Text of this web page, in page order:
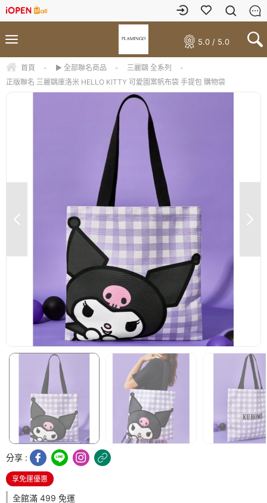
5.0 / 5.0
首頁 - ▶ 全部聯名商品 - 三麗鷗 全系列
-
正版聯名 三麗鷗庫洛米 HELLO KITTY 可愛圖案帆布袋 手提包 購物袋
分享 :
享免運優惠
全館滿 499 免運